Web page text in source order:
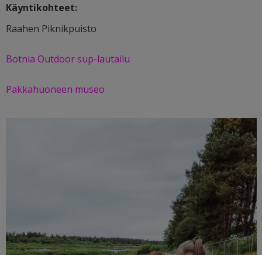
Käyntikohteet:
Raahen Piknikpuisto
Botnia Outdoor sup-lautailu
Pakkahuoneen museo